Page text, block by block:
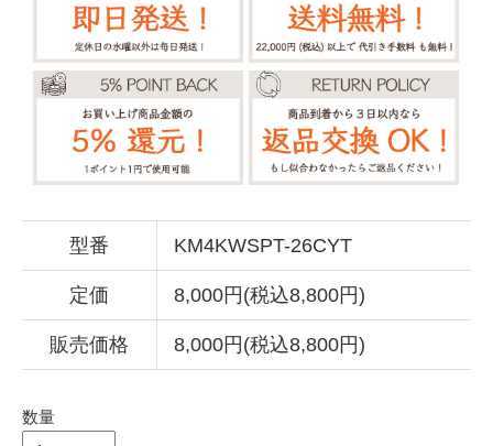
型番 KM4KWSPT-26CYT
定価 8,000円(税込8,800円)
販売価格 8,000円(税込8,800円)
数量